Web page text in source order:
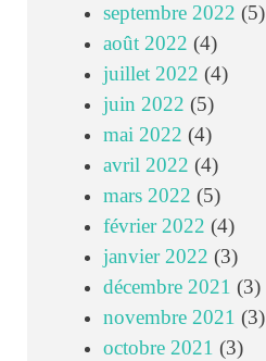
septembre 2022 (5)
août 2022 (4)
juillet 2022 (4)
juin 2022 (5)
mai 2022 (4)
avril 2022 (4)
mars 2022 (5)
février 2022 (4)
janvier 2022 (3)
décembre 2021 (3)
novembre 2021 (3)
octobre 2021 (3)